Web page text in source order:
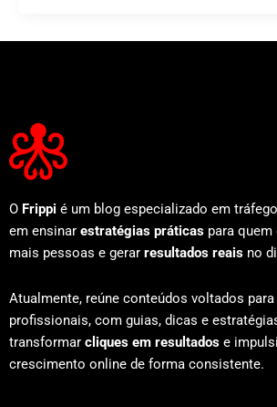
O Frippi é um blog especializado em
em ensinar estratégias práticas para
mais pessoas e gerar resultados reais no
Atualmente, reúne conteúdos voltados
profissionais, com guias, dicas e
transformar cliques em resultados e
crescimento online de forma consistente.